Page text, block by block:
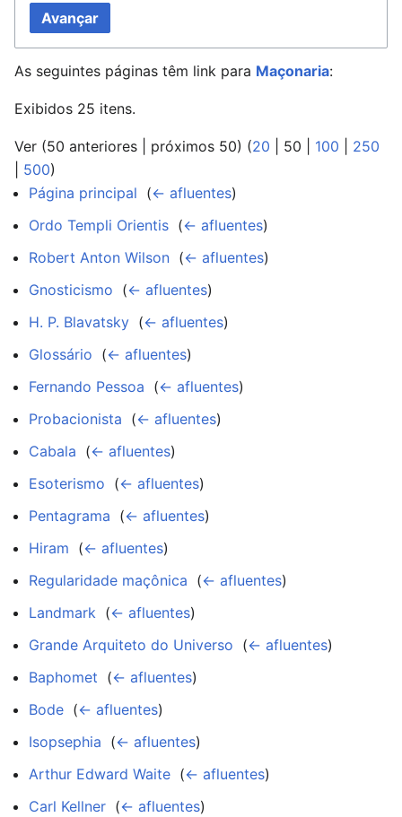
Avançar
As seguintes páginas têm link para Maçonaria:
Exibidos 25 itens.
Ver (50 anteriores próximos 50) (20 50 100
250
500)
Página principal (← afluentes)
Ordo Templi Orientis (← afluentes)
Robert Anton Wilson (← afluentes)
Gnosticismo (← afluentes)
H. P. Blavatsky (← afluentes)
Glossário (← afluentes)
Fernando Pessoa (← afluentes)
Probacionista (← afluentes)
Cabala (← afluentes)
Esoterismo (← afluentes)
Pentagrama (← afluentes)
Hiram (← afluentes)
Regularidade maçônica (← afluentes)
Landmark (← afluentes)
Grande Arquiteto do Universo (← afluentes)
Baphomet (← afluentes)
Bode (← afluentes)
Isopsephia (← afluentes)
Arthur Edward Waite (← afluentes)
Carl Kellner (← afluentes)